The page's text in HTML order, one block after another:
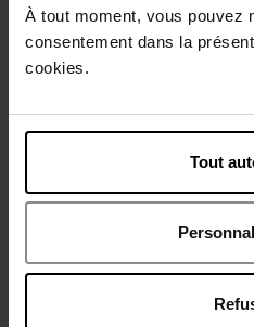
À tout moment, vous pouvez
consentement dans la
cookies.
Tout
Huile sèche